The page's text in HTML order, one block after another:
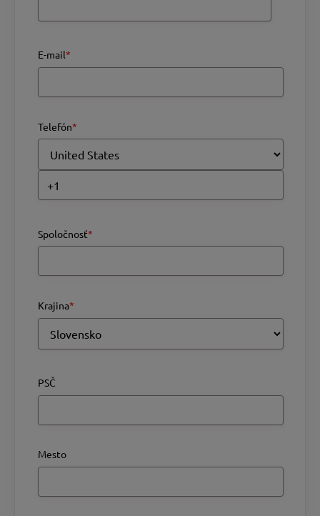
E-mail*
Telefón*
Spoločnosť*
Krajina*
PSČ
Mesto